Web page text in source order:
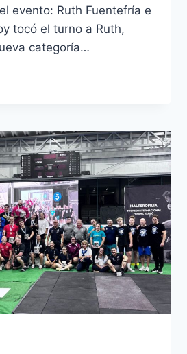
evento: Ruth Fuentefría e
tocó el turno a Ruth,
categoría…